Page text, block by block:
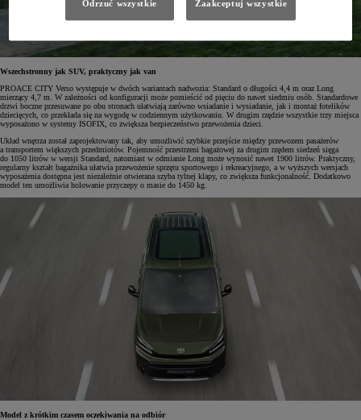
Wszechstronny jak SUV, praktyczny jak van
PROACE CITY Verso występuje w dwóch wariantach nadwozia: Standard o długości 4,4 m oraz Long
mierzący 4,7 m. W zależności od konfiguracji może pomieścić od pięciu do nawet siedmiu osób. Standardowe
drzwi boczne przesuwane po obu stronach ułatwiają zarówno wsiadanie i wysiadanie, jak i montaż fotelików
dziecięcych, co przekłada się na wygodę w codziennym użytkowaniu. W drugim rzędzie wszystkie trzy miejsca
wyposażono w systemy ISOFIX, co zwiększa bezpieczeństwo przewożenia dzieci.
Układ wnętrza został zaprojektowany tak, aby umożliwić szybkie przejście między przewozem pasażerów
a transportem większych przedmiotów. Pojemność przestrzeni bagażowej za drugim rzędem siedzeń sięga
do 1050 litrów w wersji Standard, natomiast w odmianie Long może wynosić nawet 1900 litrów. Praktyczny,
regularny kształt bagażnika ułatwia przewożenie sprzętu sportowego i rekreacyjnego, a w wyższych wersjach
wyposażenia dostępna jest niezależnie otwierana szyba tylnej klapy, co zwiększa funkcjonalność. Dodatkowo
model ten umożliwia holowanie przyczepy o masie do 1450 kg.
Model z krótkim czasem oczekiwania na odbiór
Odrzuć wszystkie Zaakceptuj wszystkie